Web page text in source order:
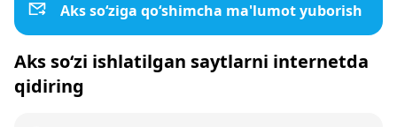
Aks so‘ziga qo‘shimcha ma'lumot yuborish
Aks so‘zi ishlatilgan saytlarni internetda
qidiring